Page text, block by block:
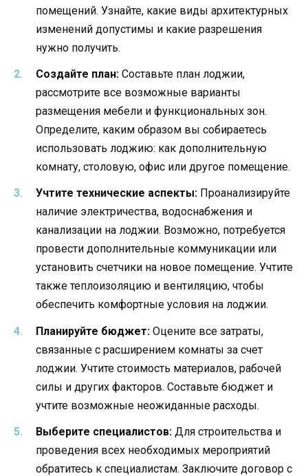
помещений. Узнайте, какие виды архитектурных
изменений допустимы и какие разрешения
нужно получить.
Создайте план: Составьте план лоджии,
рассмотрите все возможные варианты
размещения мебели и функциональных зон.
Определите, каким образом вы собираетесь
использовать лоджию: как дополнительную
комнату, столовую, офис или другое помещение.
Учтите технические аспекты: Проанализируйте
наличие электричества, водоснабжения и
канализации на лоджии. Возможно, потребуется
провести дополнительные коммуникации или
установить счетчики на новое помещение. Учтите
также теплоизоляцию и вентиляцию, чтобы
обеспечить комфортные условия на лоджии.
Планируйте бюджет: Оцените все затраты,
связанные с расширением комнаты за счет
лоджии. Учтите стоимость материалов, рабочей
силы и других факторов. Составьте бюджет и
учтите возможные неожиданные расходы.
Выберите специалистов: Для строительства и
проведения всех необходимых мероприятий
обратитесь к специалистам. Заключите договор с